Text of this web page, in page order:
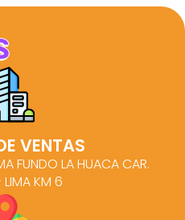
VENTAS
FUNDO LA HUACA CAR.
LIMA KM 6